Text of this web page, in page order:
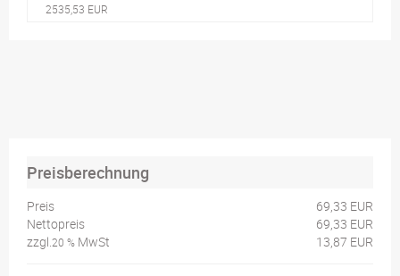
2535,53 EUR
Preisberechnung
Preis
69,33 EUR
Nettopreis
69,33 EUR
zzgl.20 % MwSt 13,87 EUR